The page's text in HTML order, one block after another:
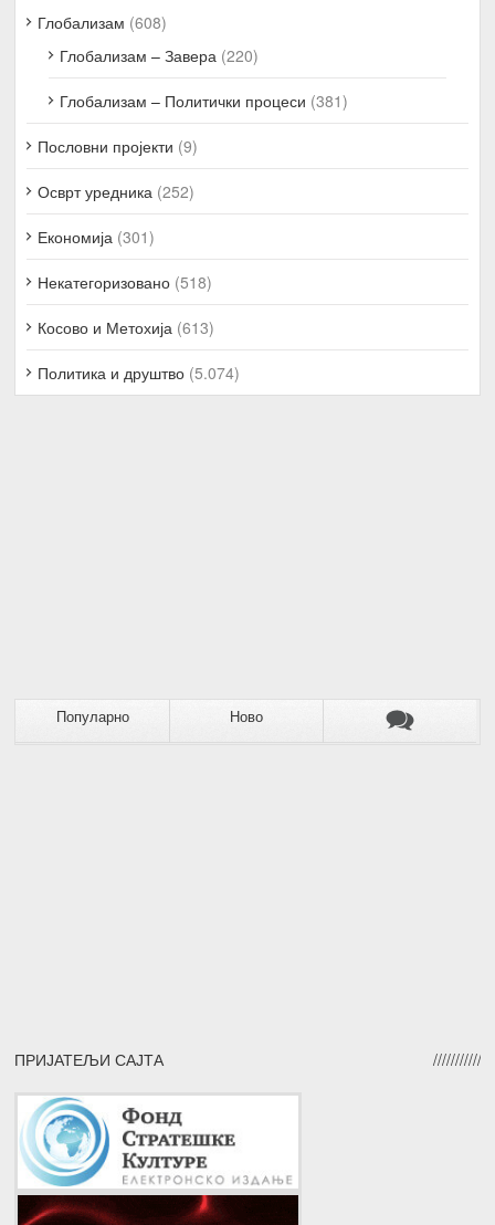
Глобализам (608)
Глобализам – Завера (220)
Глобализам – Политички процеси (381)
Пословни пројекти (9)
Осврт уредника (252)
Економија (301)
Некатегоризовано (518)
Косово и Метохија (613)
Политика и друштво (5.074)
Популарно Ново
ПРИЈАТЕЉИ САЈТА